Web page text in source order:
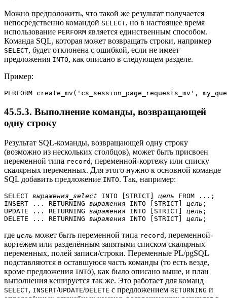
Можно предположить, что такой же результат получается
непосредственно командой SELECT, но в настоящее время
использование PERFORM является единственным способом.
Команда SQL, которая может возвращать строки, например
SELECT, будет отклонена с ошибкой, если не имеет
предложения INTO, как описано в следующем разделе.
Пример:
PERFORM create_mv('cs_session_page_requests_mv',
45.5.3. Выполнение команды, возвращающей
одну строку
Результат SQL-команды, возвращающей одну строку
(возможно из нескольких столбцов), может быть присвоен
переменной типа record , переменной-кортежу или списку
скалярных переменных. Для этого нужно к основной команде
SQL добавить предложение INTO. Так, например:
SELECT выражения_select INTO [ STRICT] цель FROM ...;
INSERT ... RETURNING выражения INTO [ STRICT] цель ;
UPDATE ... RETURNING выражения INTO [ STRICT] цель ;
DELETE ... RETURNING выражения INTO [ STRICT] цель
где цель может быть переменной типа record , переменной-
кортежем или разделённым запятыми списком скалярных
переменных, полей записи/строки. Переменные PL/pgSQL
подставляются в оставшуюся часть команды (то есть везде,
кроме предложения INTO), как было описано выше, и план
выполнения кешируется так же. Это работает для команд
SELECT, INSERT/UPDATE/DELETE с предложением RETURNING и